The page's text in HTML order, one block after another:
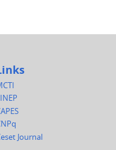
Journal